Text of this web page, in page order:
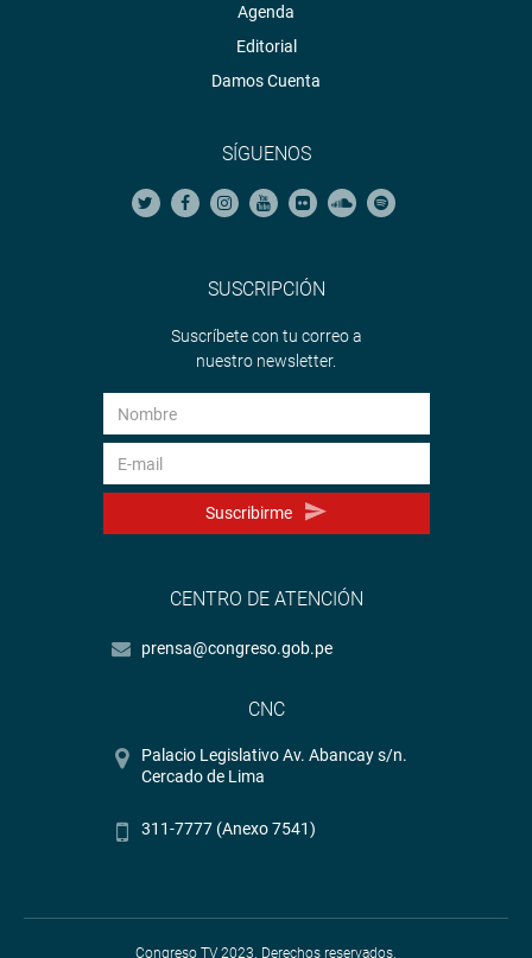
Agenda
Editorial
Damos Cuenta
SÍGUENOS
SUSCRIPCIÓN
Suscríbete con tu correo a
nuestro newsletter.
Suscribirme
CENTRO DE ATENCIÓN
prensa@congreso.gob.pe
CNC
Palacio Legislativo Av. Abancay s/n.
Cercado de Lima
311-7777 (Anexo 7541)
Congreso TV 2023. Derechos reservados.